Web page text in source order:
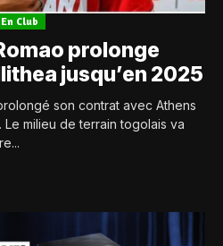
Club
prolonge
jusqu’en 2025
son contrat avec Athens
Le milieu de terrain togolais va